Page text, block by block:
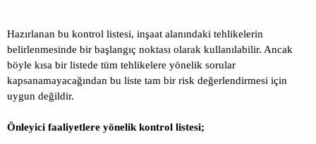
Hazırlanan bu kontrol listesi, inşaat alanındaki tehlikelerin
belirlenmesinde bir başlangıç noktası olarak kullanılabilir. Ancak
böyle kısa bir listede tüm tehlikelere yönelik sorular
kapsanamayacağından bu liste tam bir risk değerlendirmesi için
uygun değildir.
Önleyici faaliyetlere yönelik kontrol listesi;